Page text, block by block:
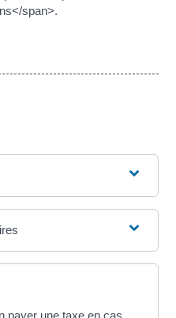
span>.
payer une taxe en cas